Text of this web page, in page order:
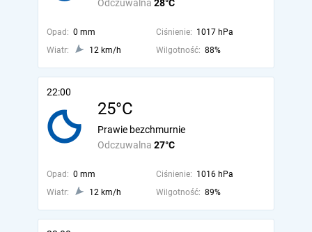
Odczuwalna 28°C
Opad: 0 mm Ciśnienie: 1017 hPa
Wiatr:
12 km/h Wilgotność: 88%
22:00
25°C
Odczuwalna 27°C
Prawie bezchmurnie
Opad: 0 mm Ciśnienie: 1016 hPa
Wiatr:
12 km/h Wilgotność: 89%